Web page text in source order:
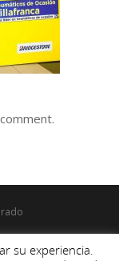
su experiencia.